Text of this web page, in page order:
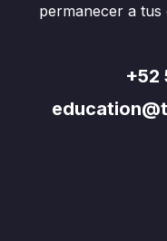
permanecer a
+52